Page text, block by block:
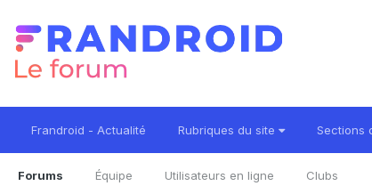
Frandroid - Actualité Rubriques du site Sections
Forums Équipe Utilisateurs en ligne Clubs